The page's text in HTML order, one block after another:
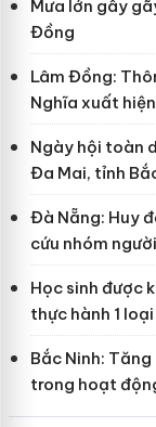
Mưa lớn gây
Đồng
Lâm Đồng:
Nghĩa xuất
Ngày hội toàn
Đa Mai, tỉnh
Đà Nẵng: Huy
cứu nhóm
Học sinh được
thực hành 1
Bắc Ninh:
trong hoạt